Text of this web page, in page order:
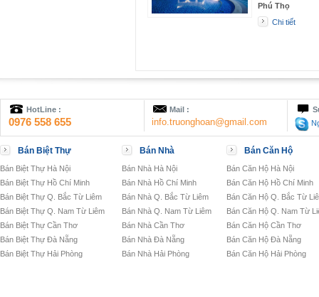
Phú Thọ
Chi tiết
HotLine :
0976 558 655
Mail :
info.truonghoan@gmail.com
Bán Biệt Thự
Bán Biệt Thự Hà Nội
Bán Biệt Thự Hồ Chí Minh
Bán Biệt Thự Q. Bắc Từ Liêm
Bán Biệt Thự Q. Nam Từ Liêm
Bán Biệt Thự Cần Thơ
Bán Biệt Thự Đà Nẵng
Bán Biệt Thự Hải Phòng
Bán Nhà
Bán Nhà Hà Nội
Bán Nhà Hồ Chí Minh
Bán Nhà Q. Bắc Từ Liêm
Bán Nhà Q. Nam Từ Liêm
Bán Nhà Cần Thơ
Bán Nhà Đà Nẵng
Bán Nhà Hải Phòng
Bán Căn Hộ
Bán Căn Hộ Hà Nội
Bán Căn Hộ Hồ Chí Minh
Bán Căn Hộ Q. Bắc Từ
Bán Căn Hộ Q. Nam Từ
Bán Căn Hộ Cần Thơ
Bán Căn Hộ Đà Nẵng
Bán Căn Hộ Hải Phòng